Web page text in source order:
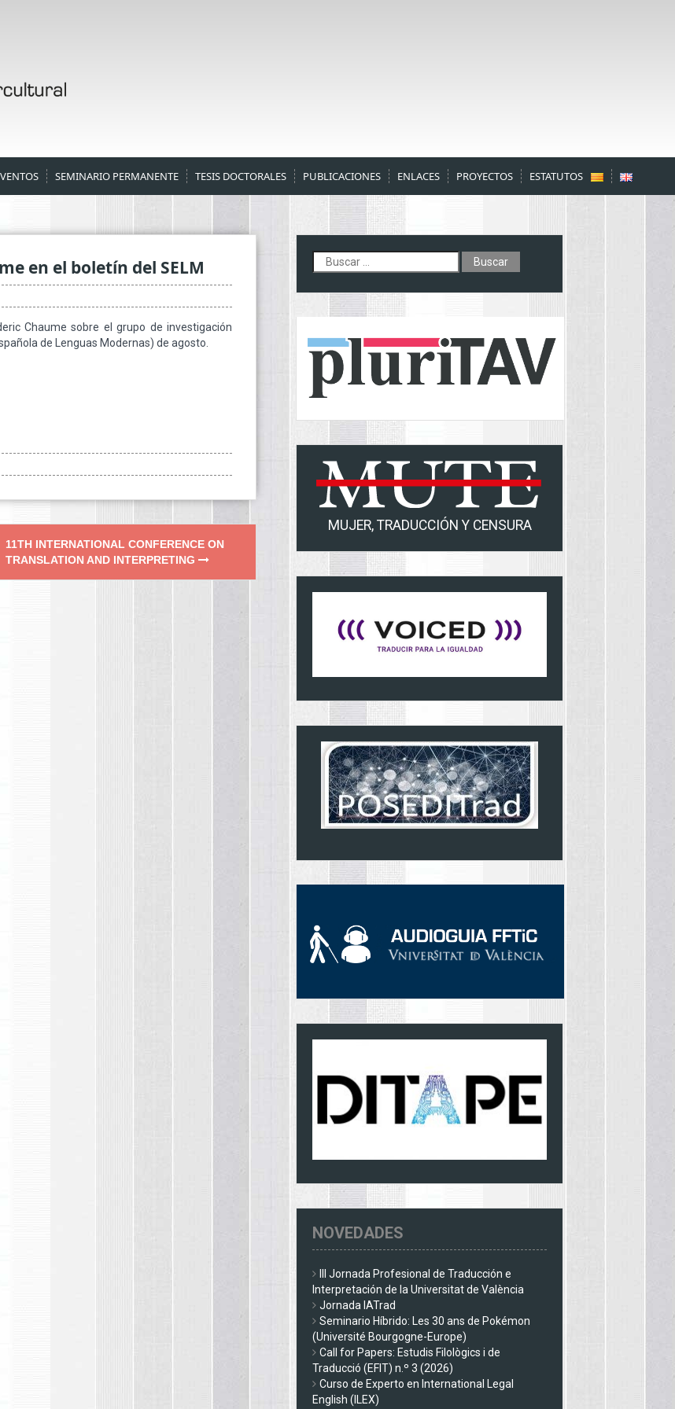
SEMINARIO PERMANENTE TESIS DOCTORALES PUBLICACIONES ENLACES PROYECTOS ESTATUTOS
en el boletín del SELM
Chaume sobre el grupo de investigación
de Lenguas Modernas) de agosto.
11TH INTERNATIONAL CONFERENCE ON
TRANSLATION AND INTERPRETING
Buscar:
MUJER, TRADUCCIÓN Y CENSURA
NOVEDADES
III Jornada Profesional de Traducción e
Interpretación de la Universitat de València
Jornada IATrad
Seminario Híbrido: Les 30 ans de Pokémon
(Université Bourgogne-Europe)
Call for Papers: Estudis Filològics i de
Traducció (EFIT) n.º 3 (2026)
Curso de Experto en International Legal
English (ILEX)